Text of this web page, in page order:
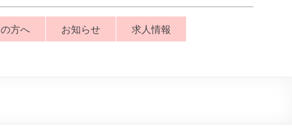
方へ お知らせ 求人情報